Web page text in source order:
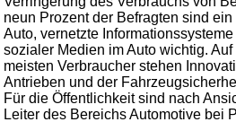
neun Prozent der Befragten sind
Auto, vernetzte
sozialer Medien im Auto wichtig.
meisten Verbraucher stehen
Antrieben und der
Für die Öffentlichkeit sind nach
Leiter des Bereichs Automotive bei